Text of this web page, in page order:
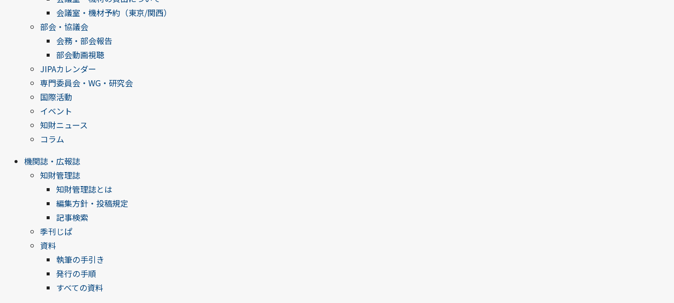
会議室・機材予約（東京/関西）
部会・協議会
会務・部会報告
部会動画視聴
JIPAカレンダー
専門委員会・WG・研究会
国際活動
イベント
知財ニュース
コラム
機関誌・広報誌
知財管理誌
知財管理誌とは
編集方針・投稿規定
記事検索
季刊じぱ
資料
執筆の手引き
発行の手順
すべての資料